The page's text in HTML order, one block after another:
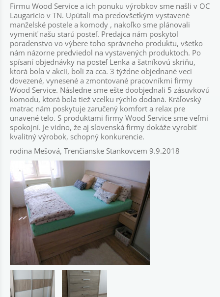
Firmu Wood Service a ich ponuku výrobkov sme našli v OC
Laugarício v TN. Upútali ma predovšetkým vystavené
manželské postele a komody , nakoľko sme plánovali
vymeniť našu starú posteľ. Predajca nám poskytol
poradenstvo vo výbere toho správneho produktu, všetko
nám názorne predviedol na vystavených produktoch. Po
spísaní objednávky na posteľ Lenka a šatníkovú skriňu,
ktorá bola v akcii, boli za cca. 3 týždne objednané veci
dovezené, vynesené a zmontované pracovníkmi firmy
Wood Service. Následne sme ešte doobjednali 5 zásuvkovú
komodu, ktorá bola tiež vcelku rýchlo dodaná. Kráľovský
matrac nám poskytuje zaručený komfort a relax pre
unavené telo. S produktami firmy Wood Service sme veľmi
spokojní. Je vidno, že aj slovenská firmy dokáže vyrobiť
kvalitný výrobok, schopný konkurencie.
rodina Mešová, Trenčianske Stankovcem 9.9.2018